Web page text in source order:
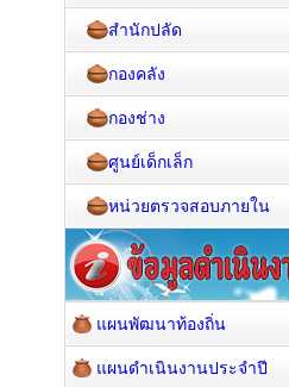
สำนักปลัด
กองคลัง
กองช่าง
ศูนย์เด็กเล็ก
หน่วยตรวจสอบภายใน
แผนพัฒนาท้องถิ่น
แผนดำเนินงานประจำปี